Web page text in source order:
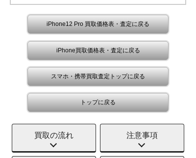
iPhone12 Pro 買取価格表・査定に戻る
iPhone買取価格表・査定に戻る
スマホ・携帯買取査定トップに戻る
トップに戻る
買取の流れ 注意事項